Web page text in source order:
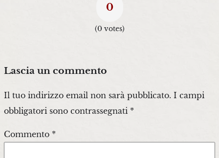
0
(0votes)
Lascia un commento
Il tuo indirizzo email non sarà pubblicato. I campi
obbligatori sono contrassegnati *
Commento *